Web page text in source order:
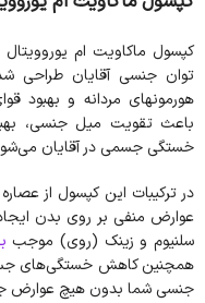
کپسول ماکاویت ام
توان جنسی آقایان طراحی
هورمونهای مردانه و بهبود
باعث تقویت میل جنسی،
خستگی جسمی در آقایان
در ترکیبات این کپسول از
عوارض منفی بر روی بدن ایجاد
سلنیوم و زینک (روی) موجب
همچنین کاهش خستگی‌های
جنسی شما بدون هیچ عوارض